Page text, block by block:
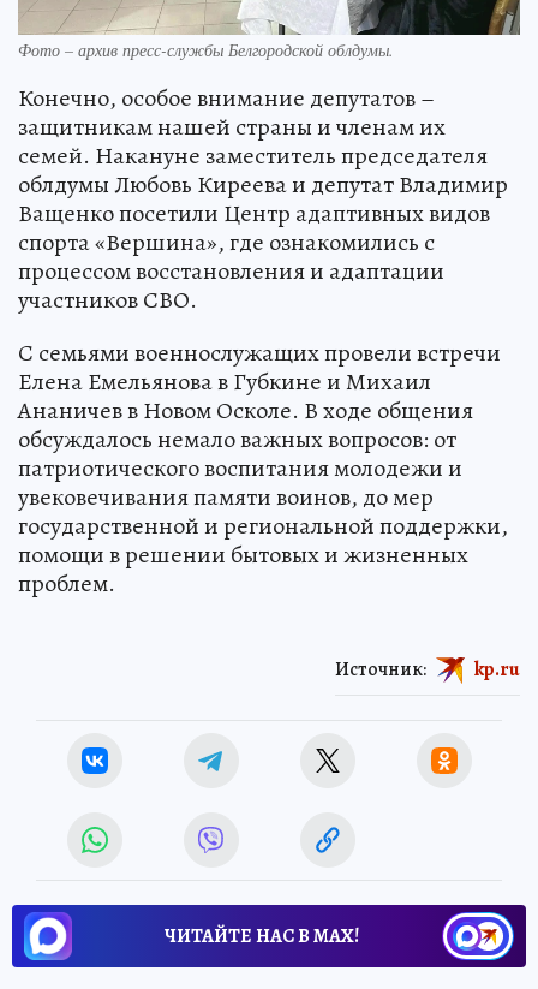
Фото – архив пресс-службы Белгородской облдумы.
Конечно, особое внимание депутатов –
защитникам нашей страны и членам их
семей. Накануне заместитель председателя
облдумы Любовь Киреева и депутат Владимир
Ващенко посетили Центр адаптивных видов
спорта «Вершина», где ознакомились с
процессом восстановления и адаптации
участников СВО.
С семьями военнослужащих провели встречи
Елена Емельянова в Губкине и Михаил
Ананичев в Новом Осколе. В ходе общения
обсуждалось немало важных вопросов: от
патриотического воспитания молодежи и
увековечивания памяти воинов, до мер
государственной и региональной поддержки,
помощи в решении бытовых и жизненных
проблем.
Источник: kp.ru
ЧИТАЙТЕ НАС В МАХ!